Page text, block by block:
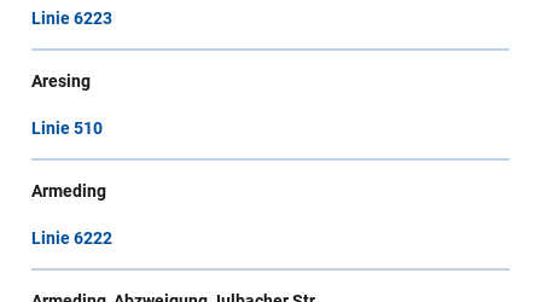
Linie 6223
Aresing
Linie 510
Armeding
Linie 6222